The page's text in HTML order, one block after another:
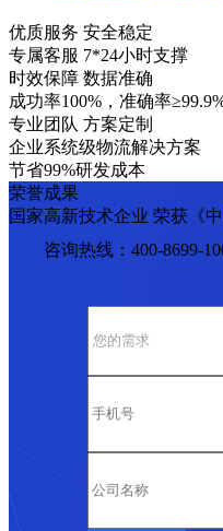
优质服务 安全稳定
专属客服 7*24小时支撑
时效保障 数据准确
成功率100%，准确率
专业团队 方案定制
企业系统级物流解决方案
节省99%研发成本
荣誉成果
国家高新技术企业 荣获《
咨询热线：400-8699-